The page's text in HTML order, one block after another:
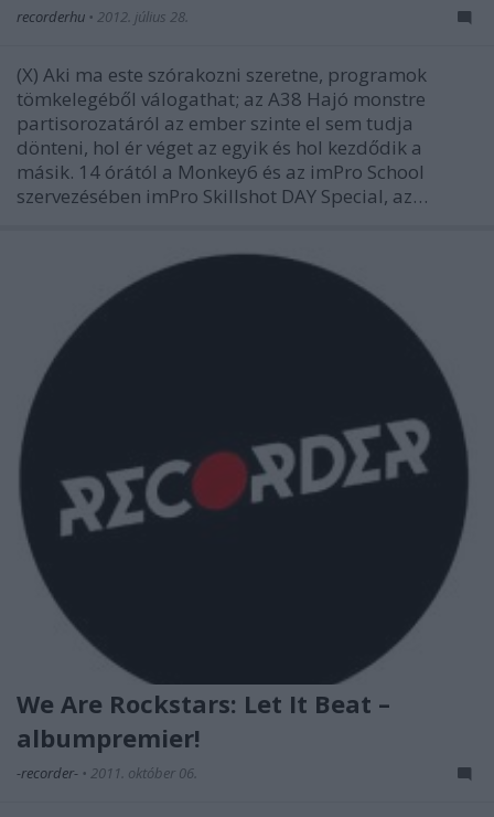
recorderhu • 2012. július 28.
(X) Aki ma este szórakozni szeretne, programok
tömkelegéből válogathat; az A38 Hajó monstre
partisorozatáról az ember szinte el sem tudja
dönteni, hol ér véget az egyik és hol kezdődik a
másik. 14 órától a Monkey6 és az imPro School
szervezésében imPro Skillshot DAY Special, az…
We Are Rockstars: Let It Beat –
albumpremier!
-recorder- • 2011. október 06.